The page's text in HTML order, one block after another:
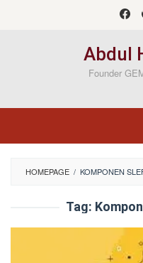
Abdul
Founder
HOMEPAGE / KOMPONEN
Tag: